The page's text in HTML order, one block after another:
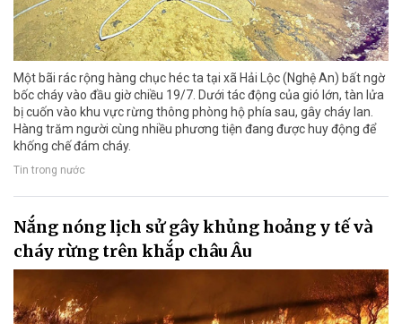
Một bãi rác rộng hàng chục héc ta tại xã Hải Lộc (Nghệ An) bất ngờ
bốc cháy vào đầu giờ chiều 19/7. Dưới tác động của gió lớn, tàn lửa
bị cuốn vào khu vực rừng thông phòng hộ phía sau, gây cháy lan.
Hàng trăm người cùng nhiều phương tiện đang được huy động để
khống chế đám cháy.
Tin trong nước
Nắng nóng lịch sử gây khủng hoảng y tế và
cháy rừng trên khắp châu Âu